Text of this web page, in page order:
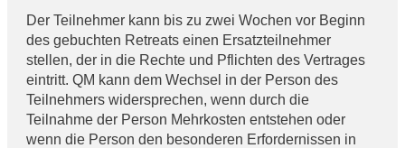
Der Teilnehmer kann bis zu zwei Wochen vor Beginn
des gebuchten Retreats einen Ersatzteilnehmer
stellen, der in die Rechte und Pflichten des Vertrages
eintritt. QM kann dem Wechsel in der Person des
Teilnehmers widersprechen, wenn durch die
Teilnahme der Person Mehrkosten entstehen oder
wenn die Person den besonderen Erfordernissen in